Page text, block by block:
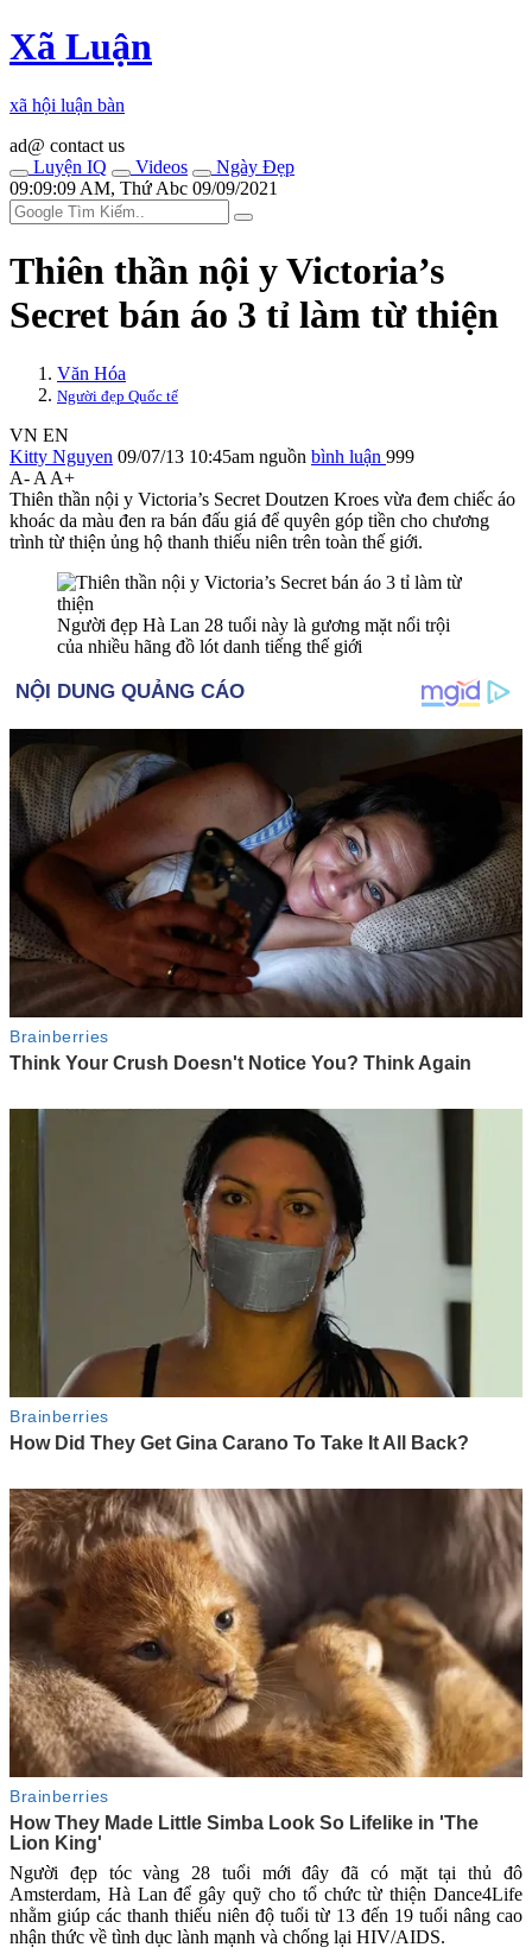
Xã Luận
xã hội luận bàn
ad@ contact us
Luyện IQ
Videos
Ngày Đẹp
09:09:09 AM, Thứ Abc 09/09/2021
Thiên thần nội y Victoria’s
Secret bán áo 3 tỉ làm từ thiện
Văn Hóa
Người đẹp Quốc tế
VN EN
Kitty Nguyen 09/07/13 10:45am nguồn bình luận 999
A- A A+
Thiên thần nội y Victoria’s Secret Doutzen Kroes vừa đem chiếc áo
khoác d‌a mà‌u đen ra bán đấu giá để quyên góp tiền cho chương
trình từ thiện ủng hộ thanh thiếu niên trên toàn thế giới.
Người đẹp Hà Lan 28 tuổi này là gương mặt nổi trội
của nhiều hãng đồ lót danh tiếng thế giới
Người đẹp tóc vàng 28 tuổi mới đây đã có mặt tại thủ đô
Amsterdam, Hà Lan để gây quỹ cho tổ chức từ thiện Dance4Life
nhằm giúp các thanh thiếu niên độ tuổi từ 13 đến 19 tuổi nâng cao
nhận thức về tìn‌ּh dụ‌ּc lành mạnh và chống lại HIV/AIDS.